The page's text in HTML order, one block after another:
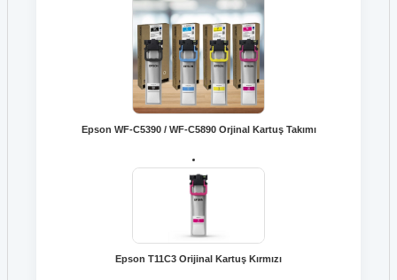
Epson WF-C5390 / WF-C5890 Orjinal Kartuş Takımı
Epson T11C3 Orijinal Kartuş Kırmızı